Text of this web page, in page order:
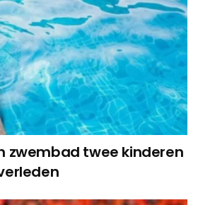
zwembad twee kinderen